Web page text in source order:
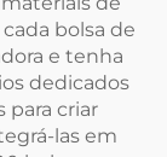
bolsa de
e tenha
dedicados
para criar
las em